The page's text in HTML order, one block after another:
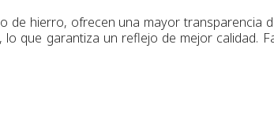
de hierro, ofrecen una mayor transparencia
, lo que garantiza un reflejo de mejor calidad.